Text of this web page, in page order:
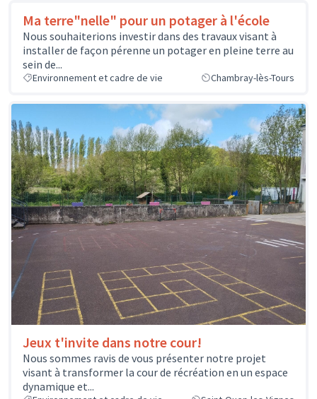
Ma terre"nelle" pour un potager à l'école
Nous souhaiterions investir dans des travaux visant à
installer de façon pérenne un potager en pleine terre au
sein de...
Environnement et cadre de vie Chambray-lès-Tours
Jeux t'invite dans notre cour!
Nous sommes ravis de vous présenter notre projet
visant à transformer la cour de récréation en un espace
dynamique et...